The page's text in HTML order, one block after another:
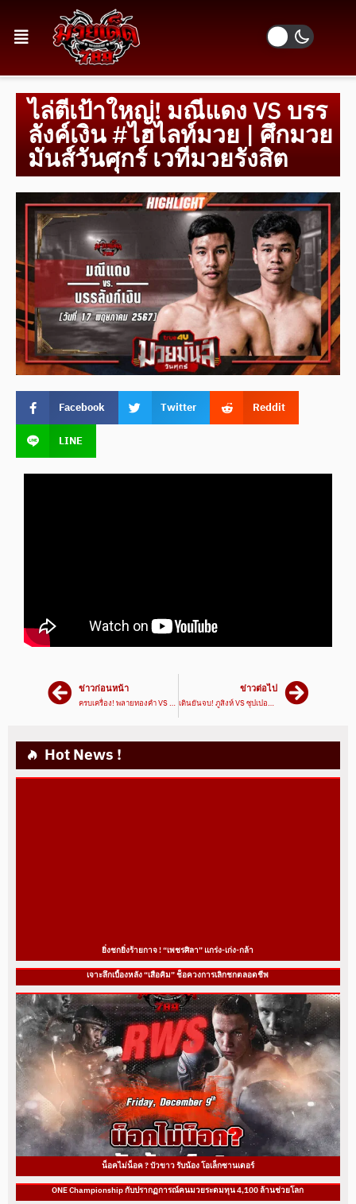
ไล่ตีเป้าใหญ่! มณีแดง VS บรร
ลังค์เงิน #ไฮไลท์มวย | ศึกมวย
มันส์วันศุกร์ เวทีมวยรังสิต
Facebook Twitter
Reddit
LINE
ข่าวก่อนหน้า
ครบเครื่อง! พลายทองคำ VS จอมโหด | ศึกเพชรยินดี 2 พ.ค. 67
ข่าวต่อไป
เดินยันจบ! ภูสิงห์ VS ซุปเปอร์บอย #ไฮไลท์มวย | ศึกมวยมันส์วันศุกร์ เวทีมวยรังสิต
Hot News !
ยิ่งชกยิ่งร้ายกาจ ! “เพชรศิลา” แกร่ง-เก่ง-กล้า
เจาะลึกเบื้องหลัง “เสือคิม” ช็อควงการเลิกชกตลอดชีพ
น็อคไม่น็อค ? บัวขาว รับน้อง โอเล็กซานเดอร์
ONE Championship กับปรากฏการณ์คนมวยระดมทุน 4,100 ล้านช่วยโลก